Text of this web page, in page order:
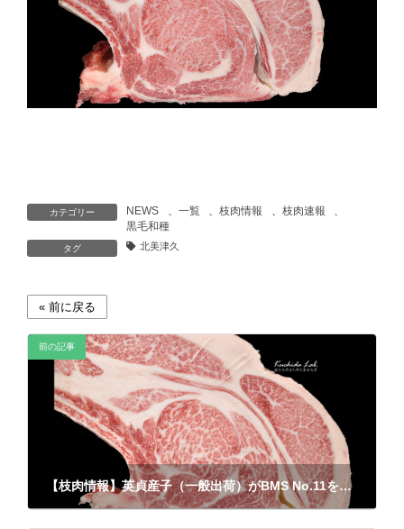
カテゴリー NEWS 、 一覧 、枝肉情報 、 枝肉速報
、
黒毛和種
タグ 北美津久
前の記事
【枝肉情報】英貞産子（一般出荷）がBMS No.11を記録いたしました。